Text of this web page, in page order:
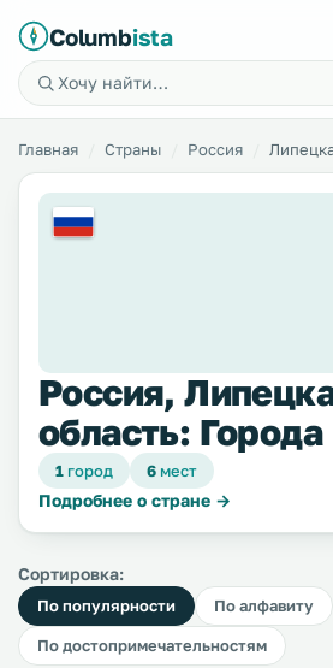
Columbista
Главная Страны Россия
Россия,
область: Города
1 город 6 мест
Подробнее о стране →
Сортировка:
По популярности По алфавиту
По достопримечательностям